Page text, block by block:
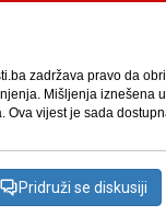
zadržava pravo da
Mišljenja iznešena
Ova vijest je sada
Pridruži se diskusiji